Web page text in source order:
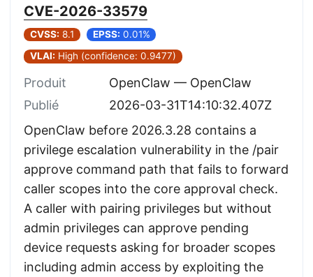
CVE-2026-33579
CVSS: 8.1 EPSS: 0.01%
VLAI: High (confidence: 0.9477)
Produit
OpenClaw — OpenClaw
Publié
2026-03-31T14:10:32.407Z
OpenClaw before 2026.3.28 contains a
privilege escalation vulnerability in the /pair
approve command path that fails to forward
caller scopes into the core approval check.
A caller with pairing privileges but without
admin privileges can approve pending
device requests asking for broader scopes
including admin access by exploiting the